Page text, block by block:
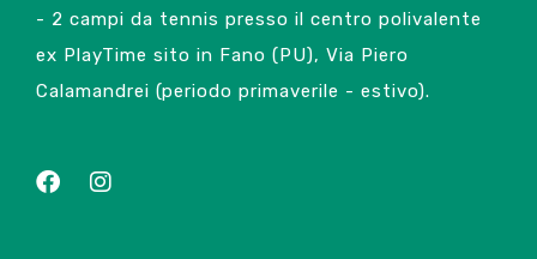
- 2 campi da tennis presso il centro polivalente
ex PlayTime sito in Fano (PU), Via Piero
Calamandrei (periodo primaverile - estivo).